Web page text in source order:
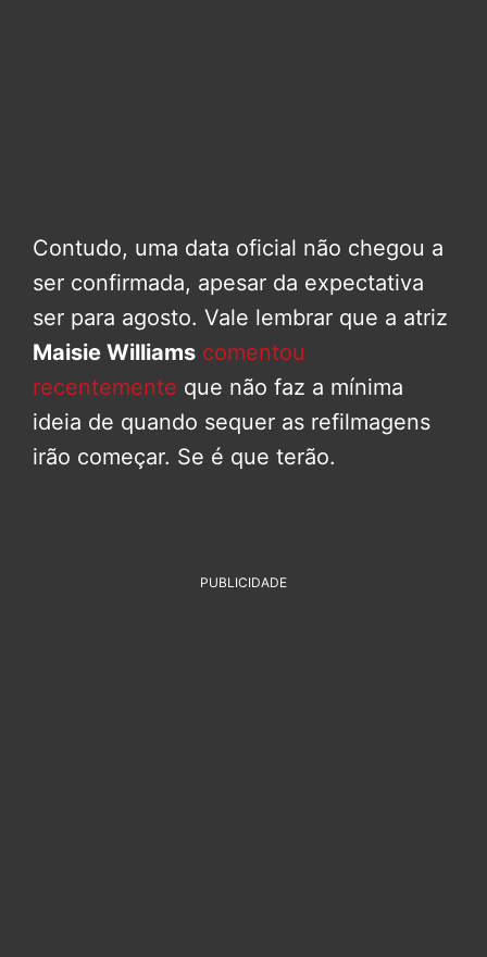
Contudo, uma data oficial não chegou a
ser confirmada, apesar da expectativa
ser para agosto. Vale lembrar que a atriz
Maisie Williams comentou
recentemente que não faz a mínima
ideia de quando sequer as refilmagens
irão começar. Se é que terão.
PUBLICIDADE